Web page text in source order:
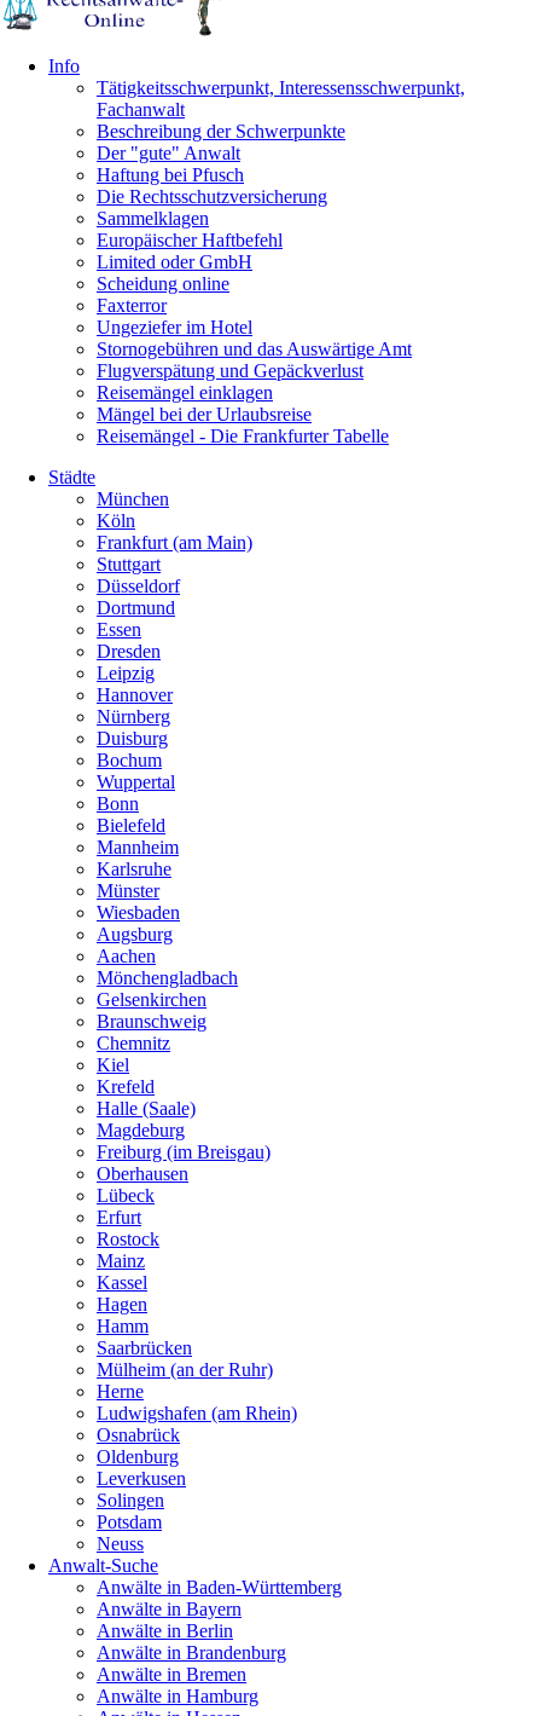
Info
Tätigkeitsschwerpunkt, Interessensschwerpunkt,
Fachanwalt
Beschreibung der Schwerpunkte
Der "gute" Anwalt
Haftung bei Pfusch
Die Rechtsschutzversicherung
Sammelklagen
Europäischer Haftbefehl
Limited oder GmbH
Scheidung online
Faxterror
Ungeziefer im Hotel
Stornogebühren und das Auswärtige Amt
Flugverspätung und Gepäckverlust
Reisemängel einklagen
Mängel bei der Urlaubsreise
Reisemängel - Die Frankfurter Tabelle
Städte
München
Köln
Frankfurt (am Main)
Stuttgart
Düsseldorf
Dortmund
Essen
Dresden
Leipzig
Hannover
Nürnberg
Duisburg
Bochum
Wuppertal
Bonn
Bielefeld
Mannheim
Karlsruhe
Münster
Wiesbaden
Augsburg
Aachen
Mönchengladbach
Gelsenkirchen
Braunschweig
Chemnitz
Kiel
Krefeld
Halle (Saale)
Magdeburg
Freiburg (im Breisgau)
Oberhausen
Lübeck
Erfurt
Rostock
Mainz
Kassel
Hagen
Hamm
Saarbrücken
Mülheim (an der Ruhr)
Herne
Ludwigshafen (am Rhein)
Osnabrück
Oldenburg
Leverkusen
Solingen
Potsdam
Neuss
Anwalt-Suche
Anwälte in Baden-Württemberg
Anwälte in Bayern
Anwälte in Berlin
Anwälte in Brandenburg
Anwälte in Bremen
Anwälte in Hamburg